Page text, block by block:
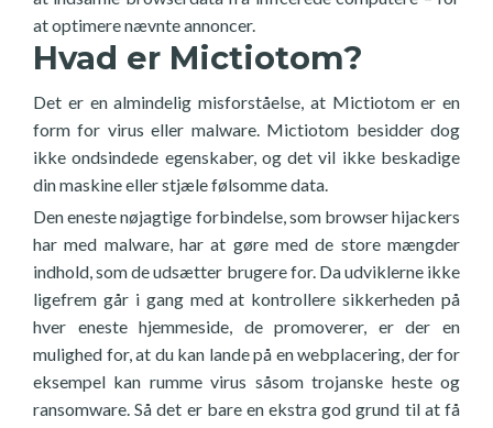
at optimere nævnte annoncer.
Hvad er Mictiotom?
Det er en almindelig misforståelse, at Mictiotom er en
form for virus eller malware. Mictiotom besidder dog
ikke ondsindede egenskaber, og det vil ikke beskadige
din maskine eller stjæle følsomme data.
Den eneste nøjagtige forbindelse, som browser hijackers
har med malware, har at gøre med de store mængder
indhold, som de udsætter brugere for. Da udviklerne ikke
ligefrem går i gang med at kontrollere sikkerheden på
hver eneste hjemmeside, de promoverer, er der en
mulighed for, at du kan lande på en webplacering, der for
eksempel kan rumme virus såsom trojanske heste og
ransomware. Så det er bare en ekstra god grund til at få